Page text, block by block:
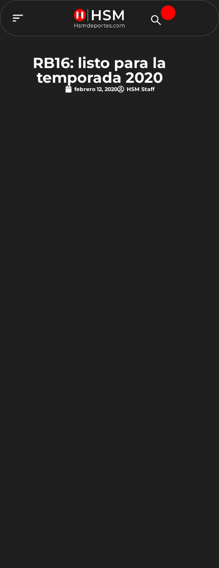
RB16: listo para la
temporada 2020
febrero 12, 2020 HSM Staff